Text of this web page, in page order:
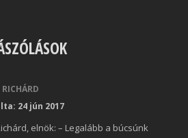
24 jún 2017
elnök: – Legalább a búcsúnk